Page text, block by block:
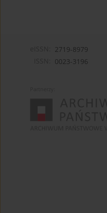
2719-8979
0023-3196